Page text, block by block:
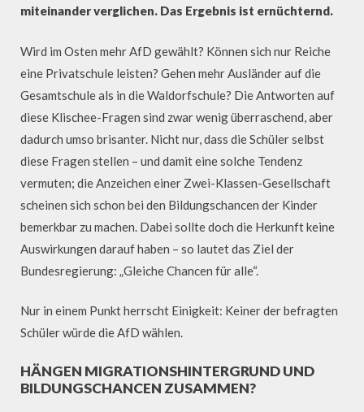
miteinander verglichen. Das Ergebnis ist ernüchternd.
Wird im Osten mehr AfD gewählt? Können sich nur Reiche
eine Privatschule leisten? Gehen mehr Ausländer auf die
Gesamtschule als in die Waldorfschule? Die Antworten auf
diese Klischee-Fragen sind zwar wenig überraschend, aber
dadurch umso brisanter. Nicht nur, dass die Schüler selbst
diese Fragen stellen – und damit eine solche Tendenz
vermuten; die Anzeichen einer Zwei-Klassen-Gesellschaft
scheinen sich schon bei den Bildungschancen der Kinder
bemerkbar zu machen. Dabei sollte doch die Herkunft keine
Auswirkungen darauf haben – so lautet das Ziel der
Bundesregierung: „Gleiche Chancen für alle“.
Nur in einem Punkt herrscht Einigkeit: Keiner der befragten
Schüler würde die AfD wählen.
HÄNGEN MIGRATIONSHINTERGRUND UND
BILDUNGSCHANCEN ZUSAMMEN?